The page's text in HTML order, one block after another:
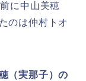
に中山美穂
のは仲村トオ
（実那子）の